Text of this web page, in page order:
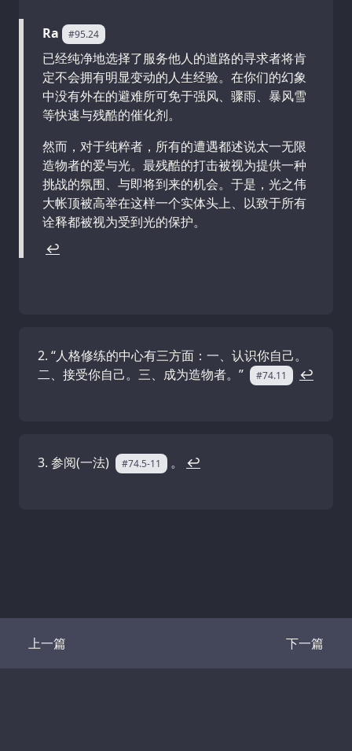
Ra #95.24
已经纯净地选择了服务他人的道路的寻求者将肯
定不会拥有明显变动的人生经验。在你们的幻象
中没有外在的避难所可免于强风、骤雨、暴风雪
等快速与残酷的催化剂。
然而，对于纯粹者，所有的遭遇都述说太一无限
造物者的爱与光。最残酷的打击被视为提供一种
挑战的氛围、与即将到来的机会。于是，光之伟
大帐顶被高举在这样一个实体头上、以致于所有
诠释都被视为受到光的保护。
↩
‌“人格修练的中心有三方面：一、认识你自己。
二、接受你自己。三、成为造物者。”
#74.11 ↩
参阅(一法) #74.5-11 。 ↩
上一篇
Transcript 下一篇
Transcript